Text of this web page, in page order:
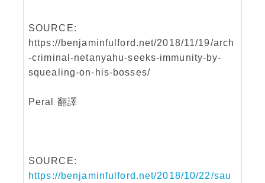
SOURCE:
https://benjaminfulford.net/2018/11/19/arch
-criminal-netanyahu-seeks-immunity-by-
squealing-on-his-bosses/
Peral 翻譯
SOURCE:
https://benjaminfulford.net/2018/10/22/sau